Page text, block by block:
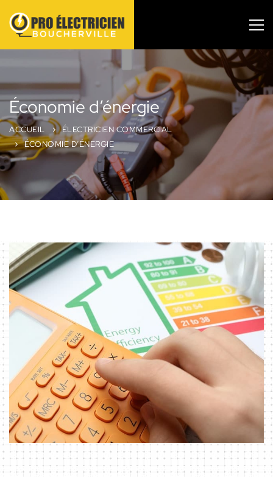
Économie d’énergie
ACCUEIL
ÉLECTRICIEN COMMERCIAL
ÉCONOMIE D’ÉNERGIE